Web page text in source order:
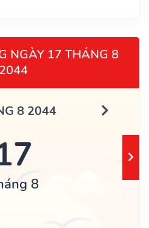
NGÀY 17 THÁNG 8
2044
8 2044
8